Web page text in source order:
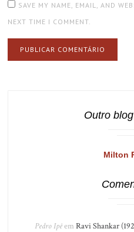
SAVE MY NAME, EMAIL, AND
NEXT TIME I COMMENT.
Outro
Milton
Pedro Ipêem Ravi Shankar